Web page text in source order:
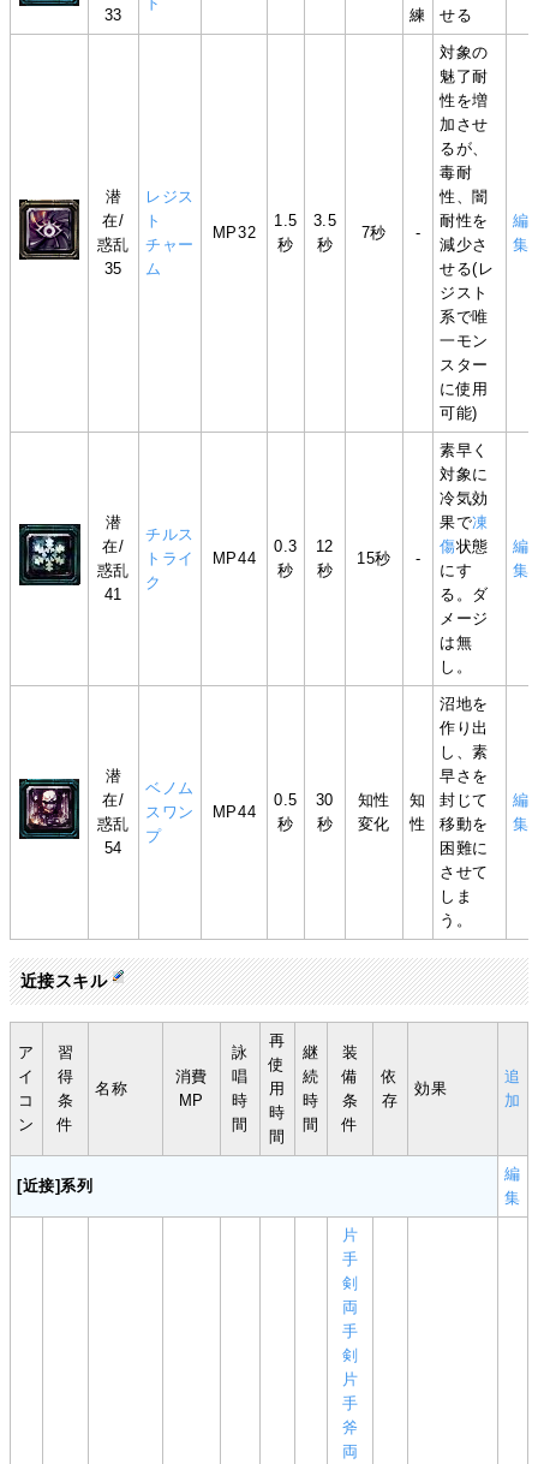
33
練
せる
潜
在/
惑乱
35
レジス
ト
チャー
ム
MP32
1.5
秒
3.5
秒
7秒 -
対象の
魅了耐
性を増
加させ
るが、
毒耐
性、闇
耐性を
減少さ
せる(レ
ジスト
系で唯
一モン
スター
に使用
可能)
編
集
潜
在/
惑乱
41
チルス
トライ
ク
MP44
0.3
秒
12
秒
15秒 -
素早く
対象に
冷気効
果で凍
傷状態
にす
る。ダ
メージ
は無
し。
編
集
潜
在/
惑乱
54
ベノム
スワン
プ
MP44
0.5
秒
30
秒
知性
変化
知
性
沼地を
作り出
し、素
早さを
封じて
移動を
困難に
させて
しま
う。
編
集
近接スキル
ア
イ
コ
ン
習
得
条
件
名称
消費
MP
詠
唱
時
間
再
使
用
時
間
継
続
時
間
装
備
条
件
依
存
効果
追
加
[近接]系列
編
集
片
手
剣
両
手
剣
片
手
斧
両